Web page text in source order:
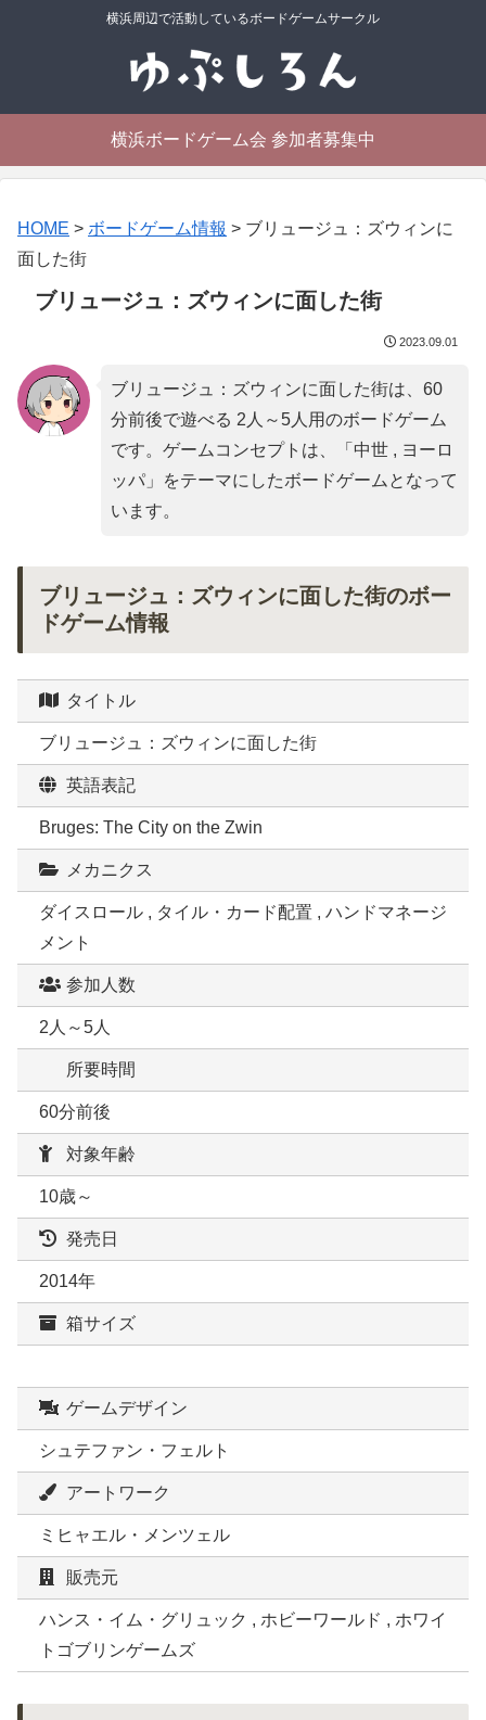
横浜周辺で活動しているボードゲームサークル
横浜ボードゲーム会 参加者募集中
HOME > ボードゲーム情報 > ブリュージュ：ズウィンに
面した街
ブリュージュ：ズウィンに面した街
2023.09.01
ブリュージュ：ズウィンに面した街は、60
分前後で遊べる 2人～5人用のボードゲーム
です。ゲームコンセプトは、「 中世 , ヨーロ
ッパ」をテーマにしたボードゲームとなって
います。
ブリュージュ：ズウィンに面した街のボー
ドゲーム情報
タイトル
ブリュージュ：ズウィンに面した街
英語表記
Bruges: The City on the Zwin
メカニクス
ダイスロール , タイル・カード配置 , ハンドマネージ
メント
参加人数
2人～5人
所要時間
60分前後
対象年齢
10歳～
発売日
2014年
箱サイズ
ゲームデザイン
シュテファン・フェルト
アートワーク
ミヒャエル・メンツェル
販売元
ハンス・イム・グリュック , ホビーワールド , ホワイ
トゴブリンゲームズ